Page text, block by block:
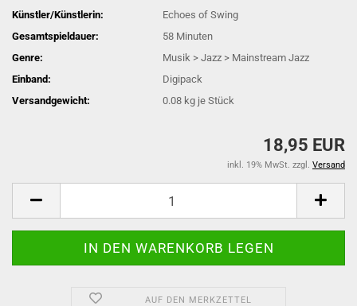
Künstler/Künstlerin:
Echoes of Swing
Gesamtspieldauer:
58 Minuten
Genre:
Musik > Jazz > Mainstream Jazz
Einband:
Digipack
Versandgewicht:
0.08 kg je Stück
18,95 EUR
inkl. 19% MwSt. zzgl. Versand
AUF DEN MERKZETTEL